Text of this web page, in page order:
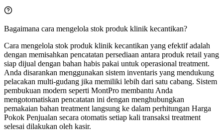
Bagaimana cara mengelola stok produk klinik kecantikan?
Cara mengelola stok produk klinik kecantikan yang efektif adalah
dengan memisahkan pencatatan persediaan antara produk retail yang
siap dijual dengan bahan habis pakai untuk operasional treatment.
Anda disarankan menggunakan sistem inventaris yang mendukung
pelacakan multi-gudang jika memiliki lebih dari satu cabang. Sistem
pembukuan modern seperti MontPro membantu Anda
mengotomatiskan pencatatan ini dengan menghubungkan
pemakaian bahan treatment langsung ke dalam perhitungan Harga
Pokok Penjualan secara otomatis setiap kali transaksi treatment
selesai dilakukan oleh kasir.